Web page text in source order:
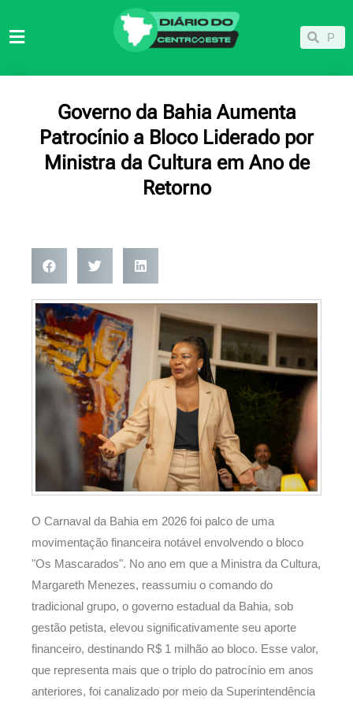
para
Pesquisar
Governo da Bahia Aumenta
Patrocínio a Bloco Liderado por
Ministra da Cultura em Ano de
Retorno
O Carnaval da Bahia em 2026 foi palco de uma
movimentação financeira notável envolvendo o bloco
"Os Mascarados". No ano em que a Ministra da Cultura,
Margareth Menezes, reassumiu o comando do
tradicional grupo, o governo estadual da Bahia, sob
gestão petista, elevou significativamente seu aporte
financeiro, destinando R$ 1 milhão ao bloco. Esse valor,
que representa mais que o triplo do patrocínio em anos
anteriores, foi canalizado por meio da Superintendência